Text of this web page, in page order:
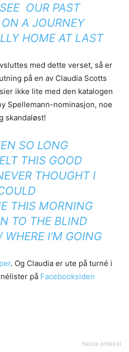
OUR PAST
ON A JOURNEY
HOME AT LAST
med dette verset, så er
på en av Claudia Scotts
ikke lite med den katalogen
Spellemann-nominasjon, noe
skandaløst!
SO LONG
THIS GOOD
THOUGHT I
THIS MORNING
TO THE BLIND
I’M GOING
. Og Claudia er ute på turné i
på Facebooksiden
Neste artikkel